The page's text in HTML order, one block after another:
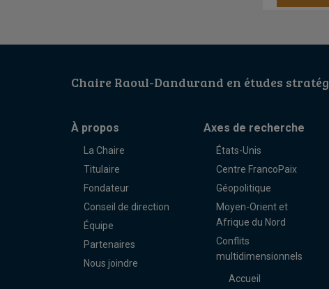
Chaire Raoul-Dandurand en études
À propos
La Chaire
Titulaire
Fondateur
Conseil de direction
Équipe
Partenaires
Nous joindre
Axes de recherche
États-Unis
Centre FrancoPaix
Géopolitique
Moyen-Orient et
Afrique du Nord
Conflits
multidimensionnels
Accueil